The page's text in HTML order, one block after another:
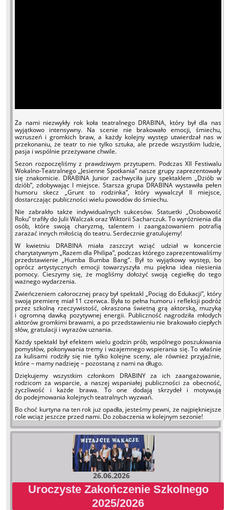
Za nami niezwykły rok koła teatralnego DRABINA, który był dla nas
wyjątkowo intensywny. Na scenie nie brakowało emocji, śmiechu,
wzruszeń i gromkich braw, a każdy kolejny występ utwierdzał nas w
przekonaniu, że teatr to nie tylko sztuka, ale przede wszystkim ludzie,
pasja i wspólnie przeżywane chwile.
Sezon rozpoczęliśmy z prawdziwym przytupem. Podczas XII Festiwalu
Wokalno-Teatralnego „Jesienne Spotkania” nasze grupy zaprezentowały
się znakomicie. DRABINA Junior zachwyciła jury spektaklem „Dziób w
dziób”, zdobywając I miejsce. Starsza grupa DRABINA wystawiła pełen
humoru skecz „Grunt to rodzinka”, który wywalczył II miejsce,
dostarczając publiczności wielu powodów do śmiechu.
Nie zabrakło także indywidualnych sukcesów. Statuetki „Osobowość
Roku” trafiły do Julii Walczak oraz Wiktorii Sacharczuk. To wyróżnienia dla
osób, które swoją charyzmą, talentem i zaangażowaniem potrafią
zarażać innych miłością do teatru. Serdecznie gratulujemy!
W kwietniu DRABINA miała zaszczyt wziąć udział w koncercie
charytatywnym „Razem dla Philipa”, podczas którego zaprezentowaliśmy
przedstawienie „Humba Bumba Bang”. Był to wyjątkowy występ, bo
oprócz artystycznych emocji towarzyszyła mu piękna idea niesienia
pomocy. Cieszymy się, że mogliśmy dołożyć swoją cegiełkę do tego
ważnego wydarzenia.
Zwieńczeniem całorocznej pracy był spektakl „Pociąg do Edukacji”, który
swoją premierę miał 11 czerwca. Była to pełna humoru i refleksji podróż
przez szkolną rzeczywistość, okraszona świetną grą aktorską, muzyką
i ogromną dawką pozytywnej energii. Publiczność nagrodziła młodych
aktorów gromkimi brawami, a po przedstawieniu nie brakowało ciepłych
słów, gratulacji i wyrazów uznania.
Każdy spektakl był efektem wielu godzin prób, wspólnego poszukiwania
pomysłów, pokonywania tremy i wzajemnego wspierania się. To właśnie
za kulisami rodziły się nie tylko kolejne sceny, ale również przyjaźnie,
które – mamy nadzieję – pozostaną z nami na długo.
Dziękujemy wszystkim członkom DRABINY za ich zaangażowanie,
rodzicom za wsparcie, a naszej wspaniałej publiczności za obecność,
życzliwość i każde brawa. To one dodają skrzydeł i motywują
do podejmowania kolejnych teatralnych wyzwań.
Bo choć kurtyna na ten rok już opadła, jesteśmy pewni, że najpiękniejsze
role wciąż jeszcze przed nami. Do zobaczenia w kolejnym sezonie!
26.06.2026
Uroczyste Zakończenie Szkolnego
2025/2026